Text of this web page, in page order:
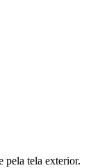
pela tela exterior.